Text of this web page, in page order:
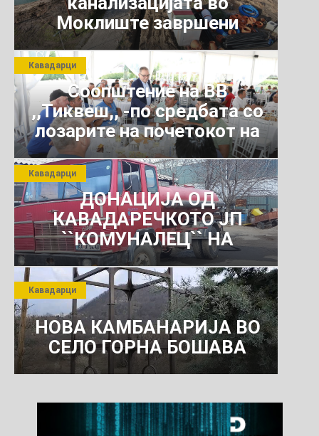
Моклиште завршени
Соопштение на ВВ
,,Тиквеш,, -по средбата со
лозарите на почетокот на
јули 2026 г.
Кавадарци
ДОНАЦИЈА ОД
КАВАДАРЕЧКОТО ЈП
``КОМУНАЛЕЦ`` НА
РОСОМАНСКОТО ЈАВНО
ПРЕТПРИЈАТИЕ ЗА
КОМУНАЛНО УСЛУГИ
Кавадарци
НОВА КАМБАНАРИЈА ВО
СЕЛО ГОРНА БОШАВА
Кавадарци